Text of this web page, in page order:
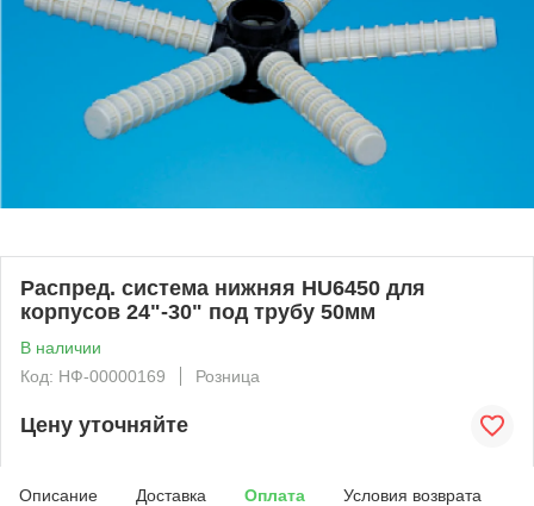
Распред. система нижняя HU6450 для
корпусов 24"-30" под трубу 50мм
В наличии
Код: НФ-00000169
Розница
Цену уточняйте
Описание Доставка Оплата Условия возврата